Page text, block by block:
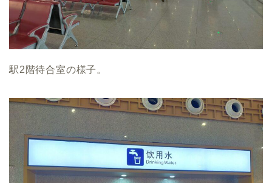
駅2階待合室の様子。